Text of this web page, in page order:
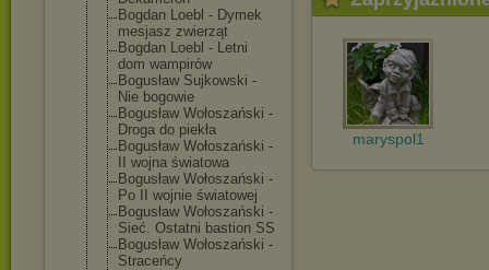
Bogdan Loebl - Dymek
mesjasz zwierząt
Bogdan Loebl - Letni
dom wampirów
Bogusław Sujkowski -
Nie bogowie
Bogusław Wołoszański -
Droga do piekła
Bogusław Wołoszański -
II wojna światowa
Bogusław Wołoszański -
Po II wojnie światowej
Bogusław Wołoszański -
Sieć. Ostatni bastion SS
Bogusław Wołoszański -
Straceńcy
maryspol1